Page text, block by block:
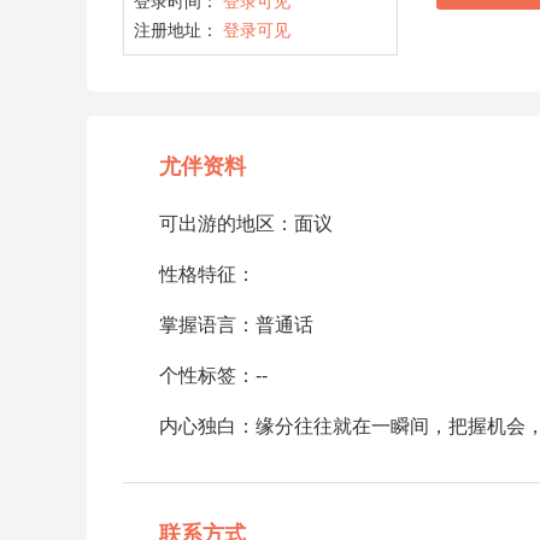
注册地址： 登录可见
尤伴资料
可出游的地区：面议
性格特征：
掌握语言：普通话
个性标签：--
内心独白：缘分往往就在一瞬间，把握机会
联系方式